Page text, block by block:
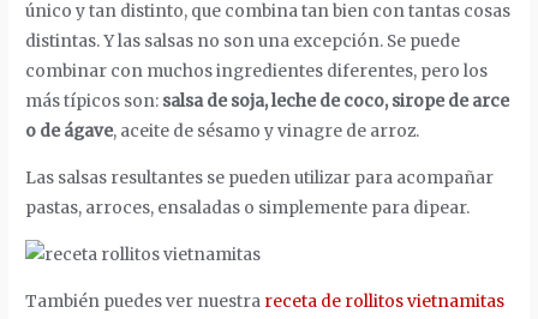
único y tan distinto, que combina tan bien con tantas cosas
distintas. Y las salsas no son una excepción. Se puede
combinar con muchos ingredientes diferentes, pero los
más típicos son: salsa de soja, leche de coco, sirope de arce
o de ágave, aceite de sésamo y vinagre de arroz.
Las salsas resultantes se pueden utilizar para acompañar
pastas, arroces, ensaladas o simplemente para dipear.
También puedes ver nuestra receta de rollitos vietnamitas